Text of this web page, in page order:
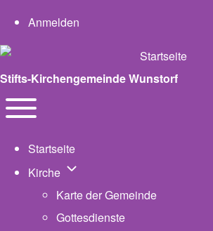
User account menu
Anmelden
Stifts-Kirchengemeinde Wunstorf
Navigation
Startseite
Kirche Unternavigation von Kirche
Karte der Gemeinde
Gottesdienste